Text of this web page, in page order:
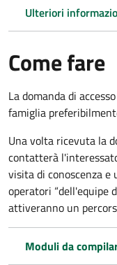
Ulteriori
Come fare
La domanda di
famiglia
Una volta ricevuta la
contatterà
visita di conoscenza e
operatori “dell'equipe
attiveranno un
Moduli da